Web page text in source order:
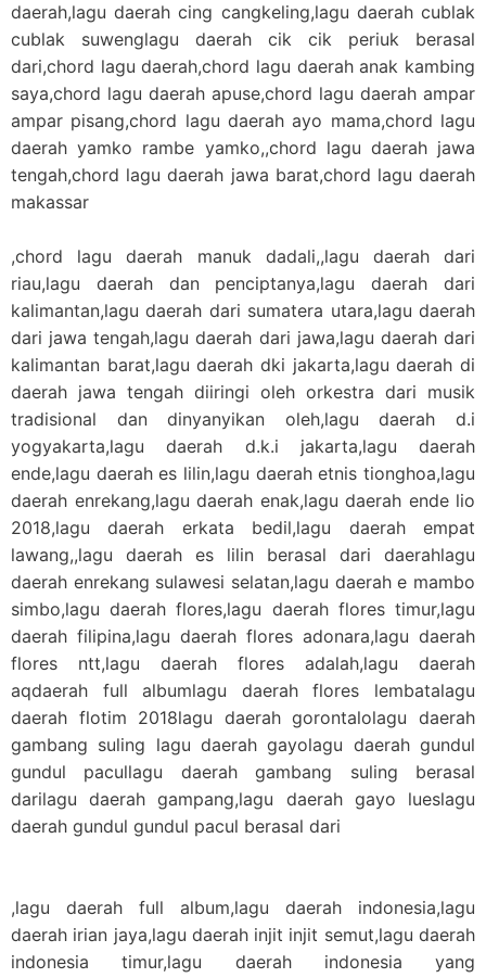
daerah,lagu daerah cing cangkeling,lagu daerah cublak
cublak suwenglagu daerah cik cik periuk berasal
dari,chord lagu daerah,chord lagu daerah anak kambing
saya,chord lagu daerah apuse,chord lagu daerah ampar
ampar pisang,chord lagu daerah ayo mama,chord lagu
daerah yamko rambe yamko,,chord lagu daerah jawa
tengah,chord lagu daerah jawa barat,chord lagu daerah
makassar
,chord lagu daerah manuk dadali,,lagu daerah dari
riau,lagu daerah dan penciptanya,lagu daerah dari
kalimantan,lagu daerah dari sumatera utara,lagu daerah
dari jawa tengah,lagu daerah dari jawa,lagu daerah dari
kalimantan barat,lagu daerah dki jakarta,lagu daerah di
daerah jawa tengah diiringi oleh orkestra dari musik
tradisional dan dinyanyikan oleh,lagu daerah d.i
yogyakarta,lagu daerah d.k.i jakarta,lagu daerah
ende,lagu daerah es lilin,lagu daerah etnis tionghoa,lagu
daerah enrekang,lagu daerah enak,lagu daerah ende lio
2018,lagu daerah erkata bedil,lagu daerah empat
lawang,,lagu daerah es lilin berasal dari daerahlagu
daerah enrekang sulawesi selatan,lagu daerah e mambo
simbo,lagu daerah flores,lagu daerah flores timur,lagu
daerah filipina,lagu daerah flores adonara,lagu daerah
flores ntt,lagu daerah flores adalah,lagu daerah
aqdaerah full albumlagu daerah flores lembatalagu
daerah flotim 2018lagu daerah gorontalolagu daerah
gambang suling lagu daerah gayolagu daerah gundul
gundul pacullagu daerah gambang suling berasal
darilagu daerah gampang,lagu daerah gayo lueslagu
daerah gundul gundul pacul berasal dari
,lagu daerah full album,lagu daerah indonesia,lagu
daerah irian jaya,lagu daerah injit injit semut,lagu daerah
indonesia timur,lagu daerah indonesia yang